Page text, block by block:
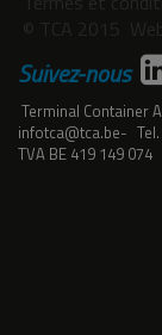
Suivez-nous
Terminal Container
infotca@tca.be
Tel.
TVA BE 419 149 074